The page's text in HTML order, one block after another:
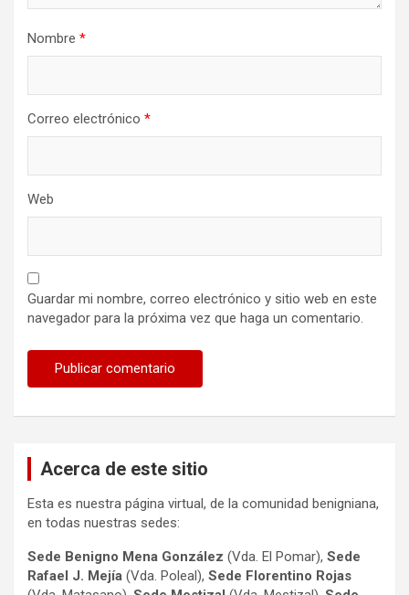
Nombre *
Correo electrónico *
Web
Guardar mi nombre, correo electrónico y sitio web en este
navegador para la próxima vez que haga un comentario.
Acerca de este sitio
Esta es nuestra página virtual, de la comunidad benigniana,
en todas nuestras sedes:
Sede Benigno Mena González (Vda. El Pomar), Sede
Rafael J. Mejía (Vda. Poleal), Sede Florentino Rojas